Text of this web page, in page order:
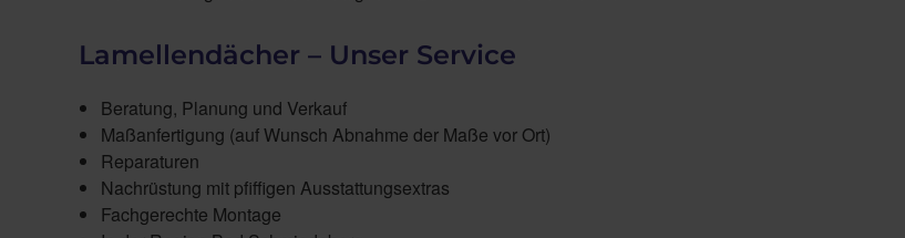
Lamellendächer – Unser Service
Beratung, Planung und Verkauf
Maßanfertigung (auf Wunsch Abnahme der Maße vor Ort)
Reparaturen
Nachrüstung mit pfiffigen Ausstattungsextras
Fachgerechte Montage